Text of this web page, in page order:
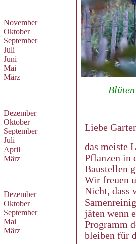
November
Oktober
September
Juli
Juni
Mai
März
Dezember
Oktober
September
Juli
April
März
Dezember
Oktober
September
Mai
März
Liebe
das meiste
Pflanzen in
Baustellen
Wir freuen
Nicht, dass
jäten wenn
Programm
bleiben für